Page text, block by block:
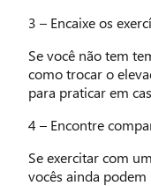
3 – Encaixe os
Se você não tem
como trocar o
para praticar em
4 – Encontre
Se exercitar com
vocês ainda